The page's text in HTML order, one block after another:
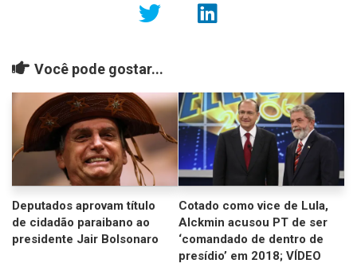
Você pode gostar...
Deputados aprovam título
de cidadão paraibano ao
presidente Jair Bolsonaro
Cotado como vice de Lula,
Alckmin acusou PT de ser
‘comandado de dentro de
presídio’ em 2018; VÍDEO